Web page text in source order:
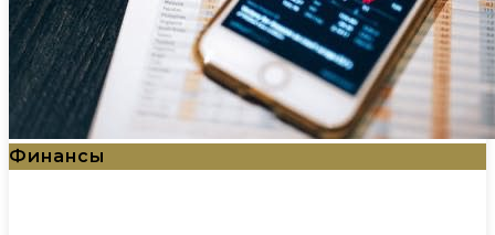
Финансы